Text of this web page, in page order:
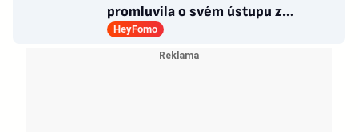
promluvila o svém ústupu z
veřejného života a Sophia z
KATSEYE si dává pauzu od skupiny
HeyFomo